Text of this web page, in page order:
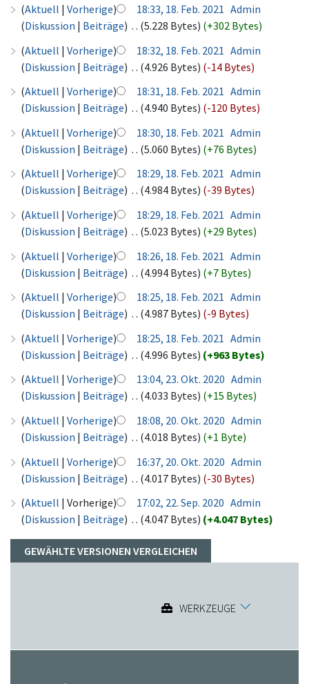
(Aktuell | Vorherige) 18:33, 18. Feb. 2021 Admin
(Diskussion | Beiträge) ‎. . (5.228 Bytes) (+302 Bytes)
(Aktuell | Vorherige) 18:32, 18. Feb. 2021 Admin
(Diskussion | Beiträge) ‎. . (4.926 Bytes) (-14 Bytes)
(Aktuell | Vorherige) 18:31, 18. Feb. 2021 Admin
(Diskussion | Beiträge) ‎. . (4.940 Bytes) (-120 Bytes)
(Aktuell | Vorherige) 18:30, 18. Feb. 2021 Admin
(Diskussion | Beiträge) ‎. . (5.060 Bytes) (+76 Bytes)
(Aktuell | Vorherige) 18:29, 18. Feb. 2021 Admin
(Diskussion | Beiträge) ‎. . (4.984 Bytes) (-39 Bytes)
(Aktuell | Vorherige) 18:29, 18. Feb. 2021 Admin
(Diskussion | Beiträge) ‎. . (5.023 Bytes) (+29 Bytes)
(Aktuell | Vorherige) 18:26, 18. Feb. 2021 Admin
(Diskussion | Beiträge) ‎. . (4.994 Bytes) (+7 Bytes)
(Aktuell | Vorherige) 18:25, 18. Feb. 2021 Admin
(Diskussion | Beiträge) ‎. . (4.987 Bytes) (-9 Bytes)
(Aktuell | Vorherige) 18:25, 18. Feb. 2021 Admin
(Diskussion | Beiträge) ‎. . (4.996 Bytes) (+963 Bytes)
(Aktuell | Vorherige) 13:04, 23. Okt. 2020 Admin
(Diskussion | Beiträge) ‎. . (4.033 Bytes) (+15 Bytes)
(Aktuell | Vorherige) 18:08, 20. Okt. 2020 Admin
(Diskussion | Beiträge) ‎. . (4.018 Bytes) (+1 Byte)
(Aktuell | Vorherige) 16:37, 20. Okt. 2020 Admin
(Diskussion | Beiträge) ‎. . (4.017 Bytes) (-30 Bytes)
(Aktuell | Vorherige) 17:02, 22. Sep. 2020 Admin
(Diskussion | Beiträge) ‎. . (4.047 Bytes) (+4.047 Bytes)
WERKZEUGE